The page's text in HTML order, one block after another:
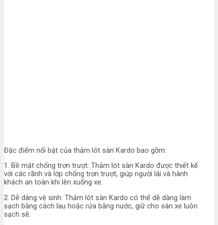
Đặc điểm nổi bật của thảm lót sàn Kardo bao gồm:
1. Bề mặt chống trơn trượt: Thảm lót sàn Kardo được thiết kế
với các rãnh và lớp chống trơn trượt, giúp người lái và hành
khách an toàn khi lên xuống xe.
2. Dễ dàng vệ sinh: Thảm lót sàn Kardo có thể dễ dàng làm
sạch bằng cách lau hoặc rửa bằng nước, giữ cho sàn xe luôn
sạch sẽ.